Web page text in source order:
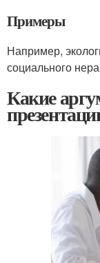
Примеры
Например,
социального
Какие